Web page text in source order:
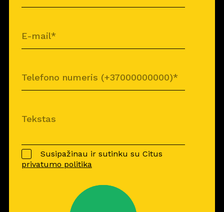
Susipažinau ir sutinku su Citus
privatumo politika